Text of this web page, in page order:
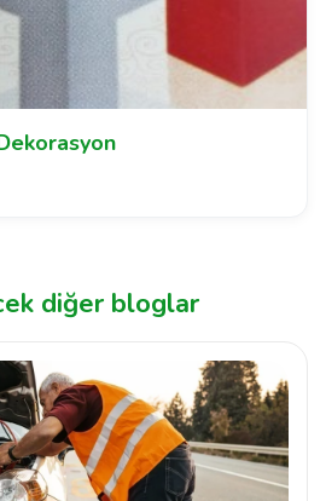
diğer bloglar